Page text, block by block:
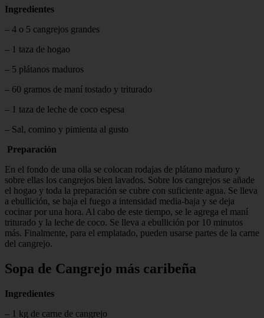
Ingredientes
– 4 o 5 cangrejos grandes
– 1 taza de hogao
– 5 plátanos maduros
– 60 gramos de maní tostado y triturado
– 1 taza de leche de coco espesa
– Sal, comino y pimienta al gusto
Preparación
En el fondo de una olla se colocan rodajas de plátano maduro y
sobre ellas los cangrejos bien lavados. Sobre los cangrejos se añade
el hogao y toda la preparación se cubre con suficiente agua. Se lleva
a ebullición, se baja el fuego a intensidad media-baja y se deja
cocinar por una hora. Al cabo de este tiempo, se le agrega el maní
triturado y la leche de coco. Se lleva a ebullición por 10 minutos
más. Finalmente, para el emplatado, pueden usarse partes de la carne
del cangrejo.
Sopa de Cangrejo más caribeña
Ingredientes
– 1 kg de carne de cangrejo